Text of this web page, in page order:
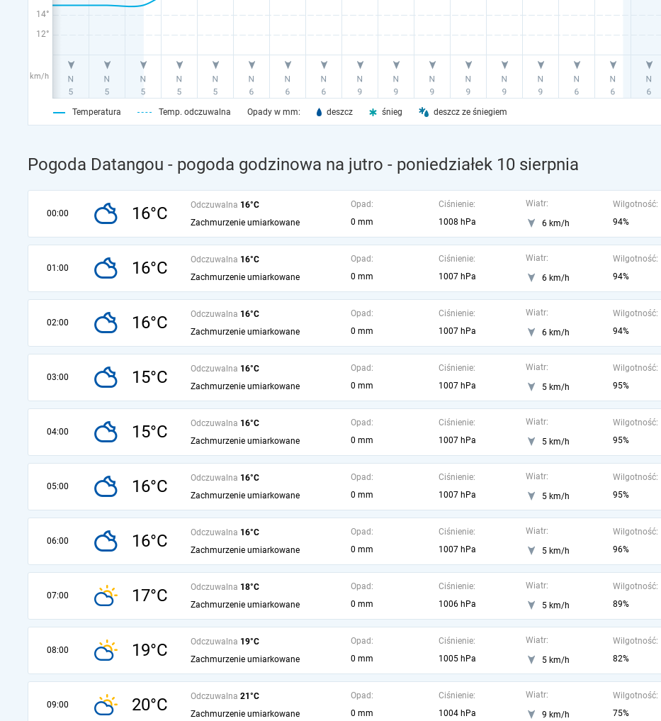
14°
12°
km/h
Temperatura Temp. odczuwalna Opady w mm: deszcz śnieg deszcz ze śniegiem
Pogoda Datangou - pogoda godzinowa na jutro - poniedziałek 10 sierpnia
00:00 16°C Odczuwalna 16°C
Zachmurzenie umiarkowane
Opad:
0 mm
Ciśnienie:
1008 hPa
Wiatr:
6 km/h
Wilgotność:
94%
01:00 16°C Odczuwalna 16°C
Zachmurzenie umiarkowane
Opad:
0 mm
Ciśnienie:
1007 hPa
Wiatr:
6 km/h
Wilgotność:
94%
02:00 16°C Odczuwalna 16°C
Zachmurzenie umiarkowane
Opad:
0 mm
Ciśnienie:
1007 hPa
Wiatr:
6 km/h
Wilgotność:
94%
03:00 15°C Odczuwalna 16°C
Zachmurzenie umiarkowane
Opad:
0 mm
Ciśnienie:
1007 hPa
Wiatr:
5 km/h
Wilgotność:
95%
04:00 15°C Odczuwalna 16°C
Zachmurzenie umiarkowane
Opad:
0 mm
Ciśnienie:
1007 hPa
Wiatr:
5 km/h
Wilgotność:
95%
05:00 16°C Odczuwalna 16°C
Zachmurzenie umiarkowane
Opad:
0 mm
Ciśnienie:
1007 hPa
Wiatr:
5 km/h
Wilgotność:
95%
06:00 16°C Odczuwalna 16°C
Zachmurzenie umiarkowane
Opad:
0 mm
Ciśnienie:
1007 hPa
Wiatr:
5 km/h
Wilgotność:
96%
07:00 17°C Odczuwalna 18°C
Zachmurzenie umiarkowane
Opad:
0 mm
Ciśnienie:
1006 hPa
Wiatr:
5 km/h
Wilgotność:
89%
08:00 19°C Odczuwalna 19°C
Zachmurzenie umiarkowane
Opad:
0 mm
Ciśnienie:
1005 hPa
Wiatr:
5 km/h
Wilgotność:
82%
09:00 20°C Odczuwalna 21°C
Zachmurzenie umiarkowane
Opad:
0 mm
Ciśnienie:
1004 hPa
Wiatr:
9 km/h
Wilgotność:
75%